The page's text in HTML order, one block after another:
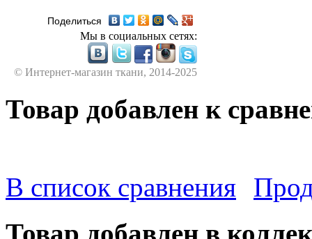
Поделиться
Мы в социальных сетях:
© Интернет-магазин ткани, 2014-2025
Товар добавлен к
В список сравнения